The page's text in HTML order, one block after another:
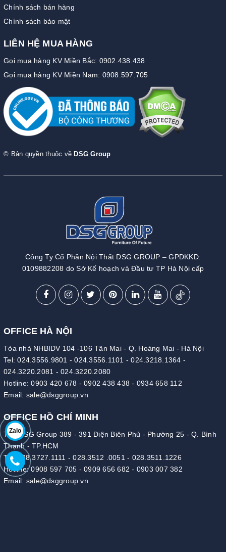
Zalo
Chính sách bán hàng
Chính sách bảo mật
LIÊN HỆ MUA HÀNG
Gọi mua hàng KV Miền Bắc: 0902.438.438
Gọi mua hàng KV Miền Nam: 0908.597.705
© Bản quyền thuộc về DSG Group
Công Ty Cổ Phần Nội Thất DSG GROUP – GPDKKD:
0109882208 do Sở Kế hoạch và Đầu tư TP Hà Nội cấp
OFFICE HÀ NỘI
Tòa nhà NHBIDV 104 -106 Tân Mai - Q. Hoàng Mai - Hà Nội
Tel:024.3556.9801 -024.3556.1101 -024.3218.1364 -
024.3220.2081 - 024.3220.2080
Hotline:0903 420 678 - 0902 438 438 - 0934 658 112
Email: sale@dsggroup.vn
OFFICE HỒ CHÍ MINH
Tòa DSG Group 389 - 391 Điện Biên Phủ - Phường 25 - Q. Bình
Thạnh - TP.HCM
Tel:
028.3727.1111 -028.3512 .0051 - 028.3511.1226
Hotline:0908 597 705 - 0909 656 682 - 0903 007 382
Email: sale@dsggroup.vn